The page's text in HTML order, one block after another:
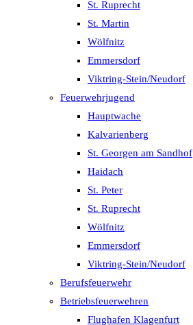
St. Ruprecht
St. Martin
Wölfnitz
Emmersdorf
Viktring-Stein/Neudorf
Feuerwehrjugend
Hauptwache
Kalvarienberg
St. Georgen am Sandhof
Haidach
St. Peter
St. Ruprecht
Wölfnitz
Emmersdorf
Viktring-Stein/Neudorf
Berufsfeuerwehr
Betriebsfeuerwehren
Flughafen Klagenfurt